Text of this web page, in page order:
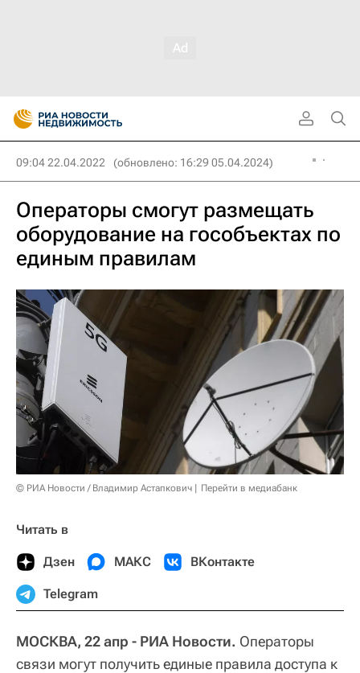
09:04 22.04.2022 (обновлено: 16:29 05.04.2024)
Операторы смогут размещать
оборудование на гособъектах по
единым правилам
© РИА Новости / Владимир Астапкович Перейти в медиабанк
Читать в
Дзен МАКС ВКонтакте
Telegram
МОСКВА, 22 апр - РИА Новости. Операторы
связи могут получить единые правила доступа к